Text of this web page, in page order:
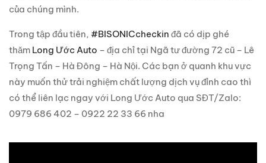
của chúng mình.
Trong tập đầu tiên, #BISONICcheckin đã có dịp ghé
thăm Long Ước Auto – địa chỉ tại Ngã tư đường 72 cũ – Lê
Trọng Tấn – Hà Đông – Hà Nội. Các bạn ở quanh khu vực
này muốn thử trải nghiệm chất lượng dịch vụ đỉnh cao thì
có thể liên lạc ngay với Long Ước Auto qua SĐT/Zalo:
0979 686 402 – 0922 22 33 66 nha